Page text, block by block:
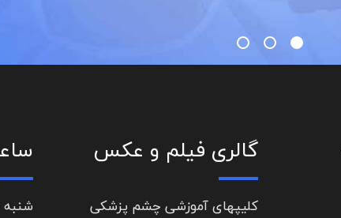
گالری فیلم و عکس
کلیپهای آموزشی چشم پزشکی
شنبه 10 تا 20